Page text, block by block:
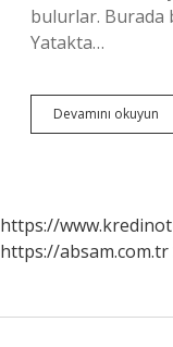
bulurlar. Burada
Yatakta…
Devamını okuyun
https://
https://absam.com.tr